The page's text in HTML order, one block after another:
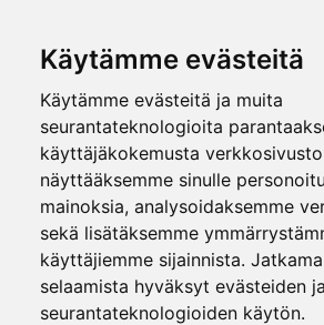
Käytämme evästeitä
Käytämme evästeitä ja muita
seurantateknologioita
käyttäjäkokemusta
näyttääksemme sinulle
mainoksia, analysoidaksemme
sekä lisätäksemme
käyttäjiemme sijainnista.
selaamista hyväksyt evästeiden
seurantateknologioiden käytön.